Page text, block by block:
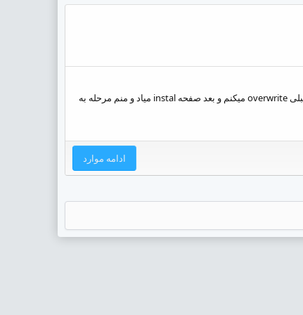
چند تا سوال دارم 1- فرض کنید نسخه 8 نصب هست میخواهید نسخه 10 رو نصب کنید خب من اینجوری عمل میکنم سورس کامل رو روی نسخه قبلی overwrite میکنم و بعد صفحه instal میاد و منم مرحله به
ادامه موارد